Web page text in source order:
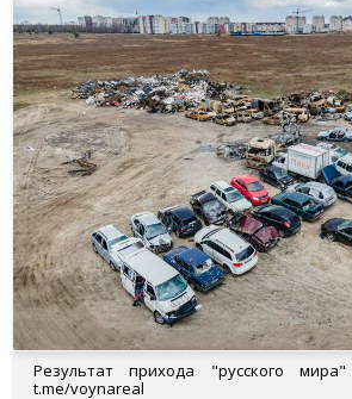
Результат прихода "русского
t.me/voynareal